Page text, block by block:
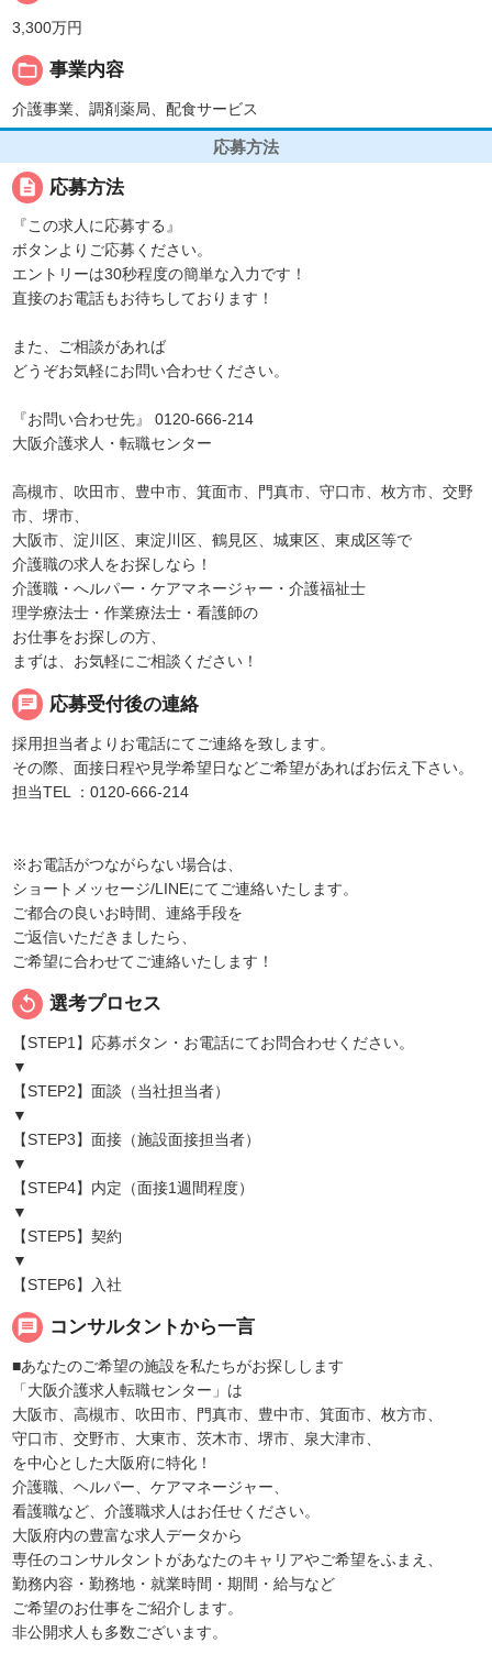
3,300万円
folder_open 事業内容
介護事業、調剤薬局、配食サービス
応募方法
description 応募方法
『この求人に応募する』
ボタンよりご応募ください。
エントリーは30秒程度の簡単な入力です！
直接のお電話もお待ちしております！
また、ご相談があれば
どうぞお気軽にお問い合わせください。
『お問い合わせ先』 0120-666-214
大阪介護求人・転職センター
高槻市、吹田市、豊中市、箕面市、門真市、守口市、枚方市、交野
市、堺市、
大阪市、淀川区、東淀川区、鶴見区、城東区、東成区等で
介護職の求人をお探しなら！
介護職・へルパー・ケアマネージャー・介護福祉士
理学療法士・作業療法士・看護師の
お仕事をお探しの方、
まずは、お気軽にご相談ください！
chat 応募受付後の連絡
採用担当者よりお電話にてご連絡を致します。
その際、面接日程や見学希望日などご希望があればお伝え下さい。
担当TEL ：0120-666-214
※お電話がつながらない場合は、
ショートメッセージ/LINEにてご連絡いたします。
ご都合の良いお時間、連絡手段を
ご返信いただきましたら、
ご希望に合わせてご連絡いたします！
replay 選考プロセス
【STEP1】応募ボタン・お電話にてお問合わせください。
▼
【STEP2】面談（当社担当者）
▼
【STEP3】面接（施設面接担当者）
▼
【STEP4】内定（面接1週間程度）
▼
【STEP5】契約
▼
【STEP6】入社
message コンサルタントから一言
■あなたのご希望の施設を私たちがお探しします
「大阪介護求人転職センター」は
大阪市、高槻市、吹田市、門真市、豊中市、箕面市、枚方市、
守口市、交野市、大東市、茨木市、堺市、泉大津市、
を中心とした大阪府に特化！
介護職、ヘルパー、ケアマネージャー、
看護職など、介護職求人はお任せください。
大阪府内の豊富な求人データから
専任のコンサルタントがあなたのキャリアやご希望をふまえ、
勤務内容・勤務地・就業時間・期間・給与など
ご希望のお仕事をご紹介します。
非公開求人も多数ございます。